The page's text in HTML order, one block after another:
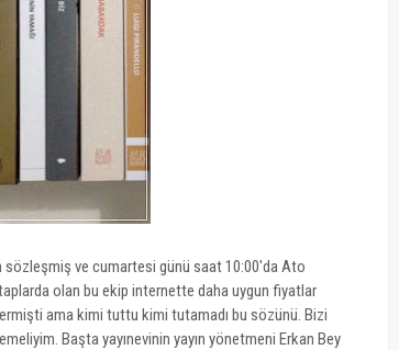
ve cumartesi günü saat 10:00'da Ato
olan bu ekip internette daha uygun fiyatlar
ama kimi tuttu kimi tutamadı bu sözünü. Bizi
Başta yayınevinin yayın yönetmeni Erkan Bey